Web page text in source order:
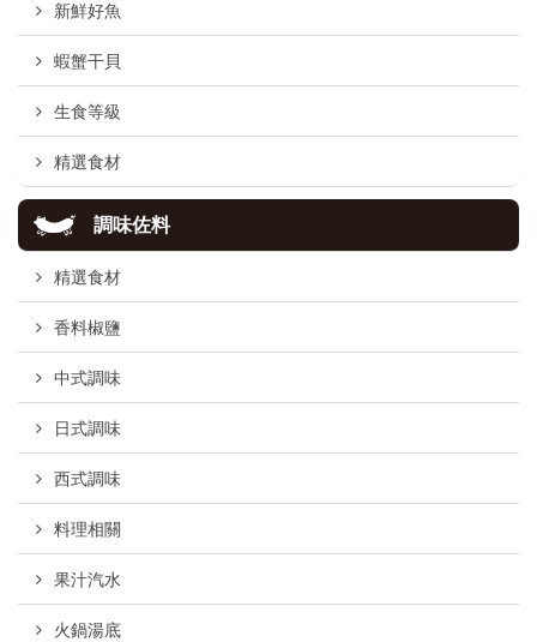
新鮮好魚
蝦蟹干貝
生食等級
精選食材
調味佐料
精選食材
香料椒鹽
中式調味
日式調味
西式調味
料理相關
果汁汽水
火鍋湯底